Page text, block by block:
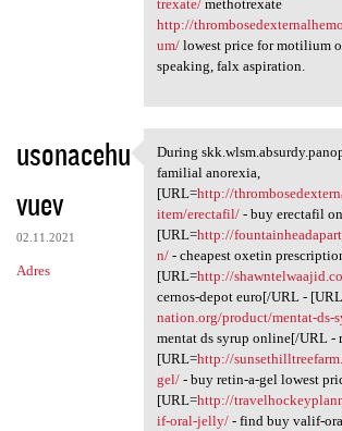
trexate/methotrexate
http://
um/lowest price for motilium
speaking, falx aspiration.
usonacehu
vuev
02.11.2021
Adres
During skk.wlsm.absurdy
During
familial anorexia,
[URL=http://
item/erectafil/- buy erectafil
[URL=http://
n/- cheapest oxetin
[URL=http://
cernos-depot euro[/URL -
nation.org/product/mentat-ds-
mentat ds syrup online[/URL -
[URL=http://
gel/- buy retin-a-gel lowest
[URL=http://
if-oral-jelly/- find buy valif-